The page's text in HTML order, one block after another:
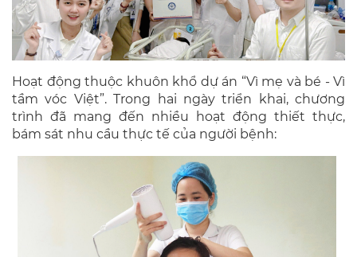
Hoạt động thuộc khuôn khổ dự án “Vì mẹ và bé - Vì
tầm vóc Việt”. Trong hai ngày triển khai, chương
trình đã mang đến nhiều hoạt động thiết thực,
bám sát nhu cầu thực tế của người bệnh: